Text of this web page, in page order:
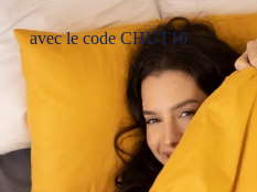
avec le code CHUT10